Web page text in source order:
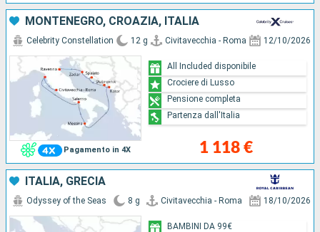
MONTENEGRO, CROAZIA, ITALIA
Pagamento in 4X
Celebrity Constellation 12 g Civitavecchia - Roma 12/10/2026
1 118 €
All Included disponibile
Crociere di Lusso
Pensione completa
Partenza dall'Italia
ITALIA, GRECIA
Odyssey of the Seas 8 g Civitavecchia - Roma 18/10/2026
BAMBINI DA 99€